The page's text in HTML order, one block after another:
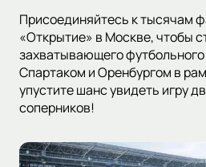
Присоединяйтесь к тысячам
«Открытие» в Москве, чтобы
захватывающего
Спартаком и Оренбургом в
упустите шанс увидеть игру
соперников!